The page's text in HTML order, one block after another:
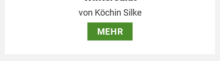
von Köchin Silke
MEHR